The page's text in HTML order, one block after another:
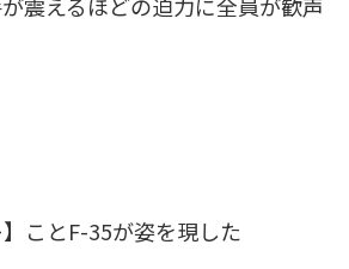
ことF-35が姿を現した